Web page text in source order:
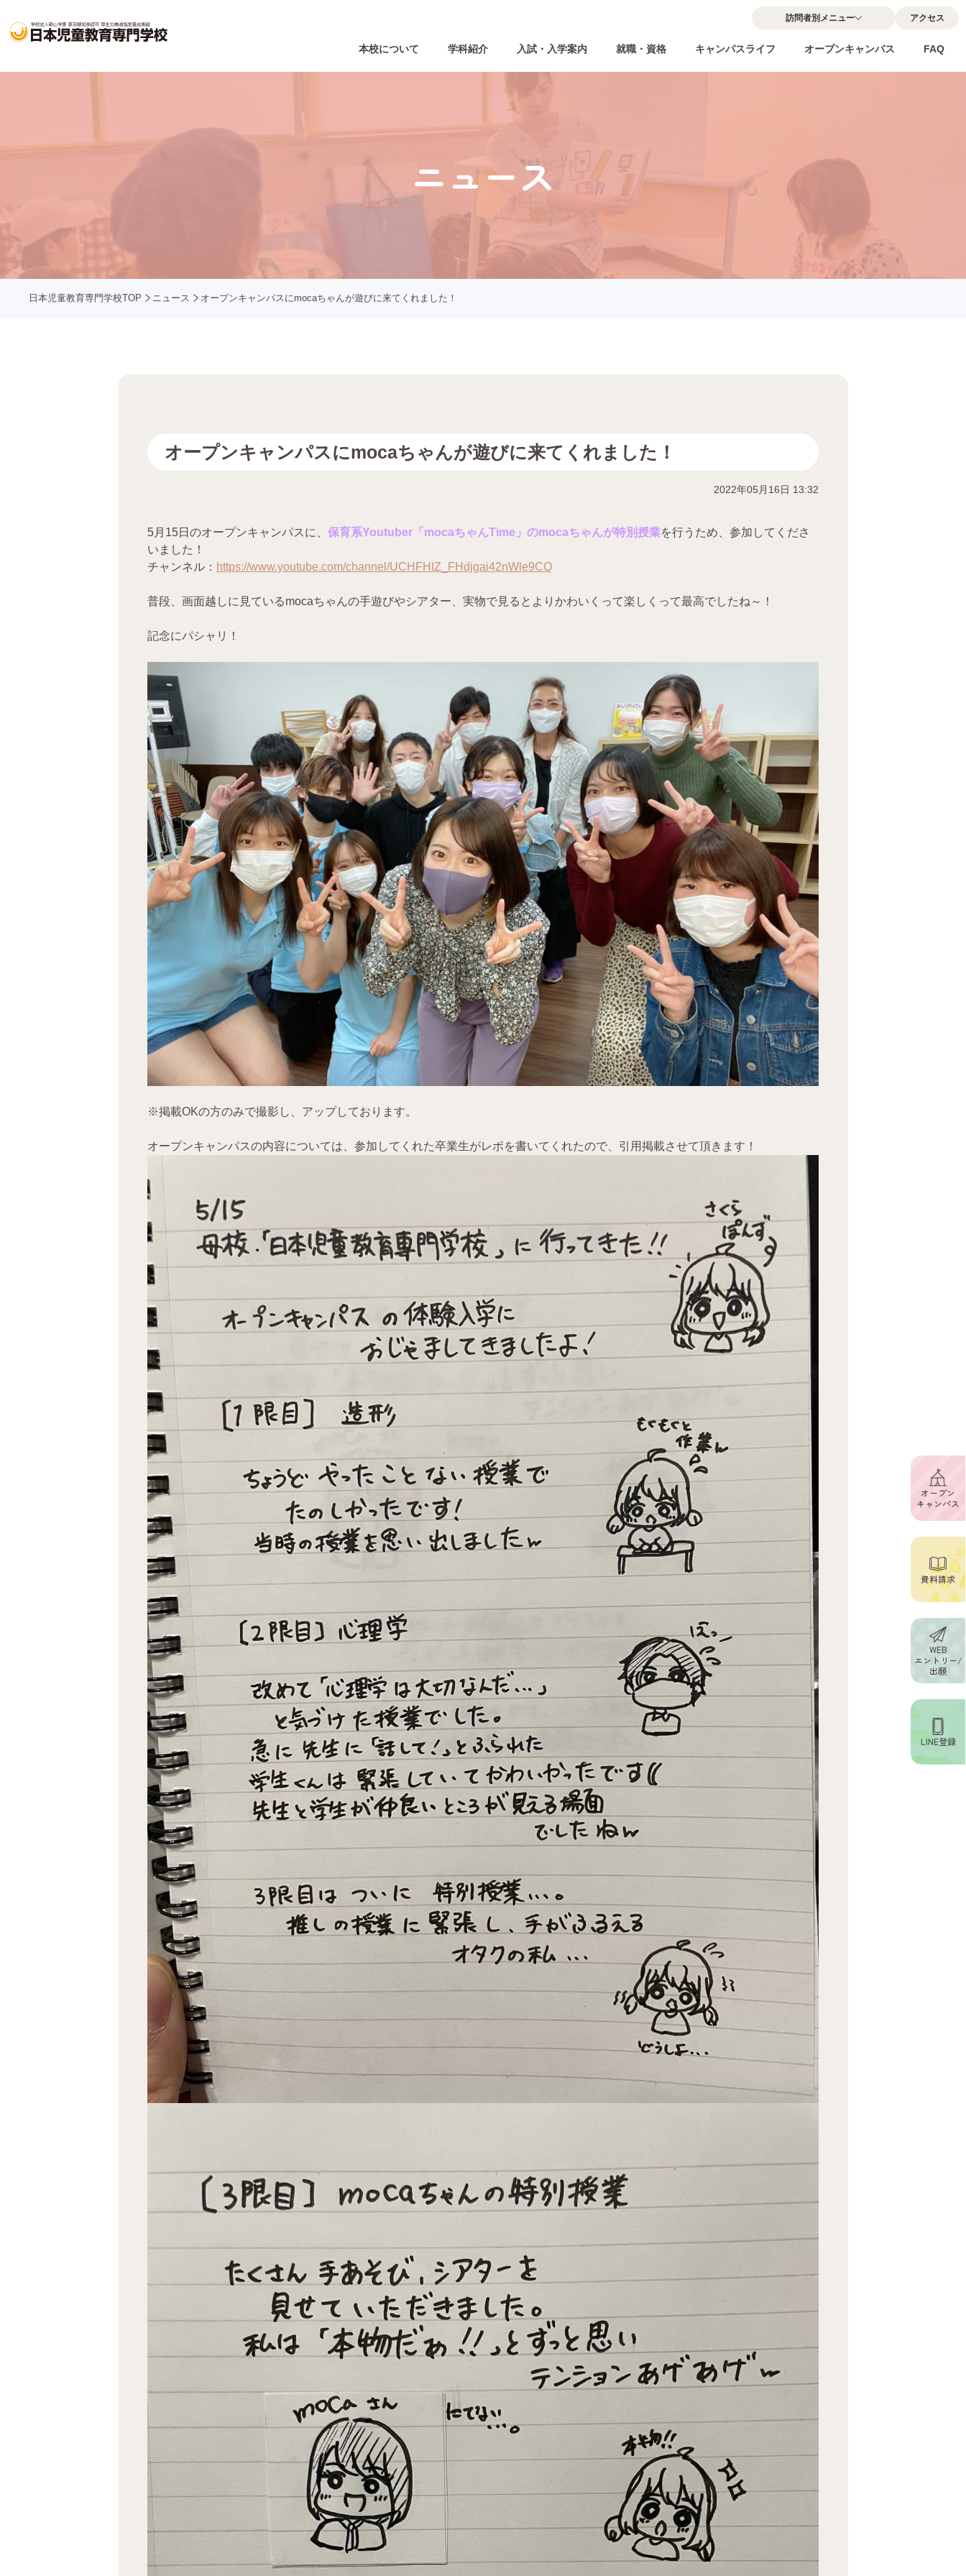
本校について 学科紹介 入試・入学案内 就職・資格 キャンパスライフ オープンキャンパス FAQ
訪問者別メニュー アクセス
ニュース
日本児童教育専門学校TOP ニュース オープンキャンパスにmocaちゃんが遊びに来てくれました！
オープンキャンパスにmocaちゃんが遊びに来てくれました！
2022年05月16日 13:32
5月15日のオープンキャンパスに、保育系Youtuber「mocaちゃんTime」のmocaちゃんが特別授業を行うため、参加してくださ
いました！
チャンネル： https://www.youtube.com/channel/UCHFHIZ_FHdjgai42nWle9CQ
普段、画面越しに見ているmocaちゃんの手遊びやシアター、実物で見るとよりかわいくって楽しくって最高でしたね～！
記念にパシャリ！
※掲載OKの方のみで撮影し、アップしております。
オープンキャンパスの内容については、参加してくれた卒業生がレポを書いてくれたので、引用掲載させて頂きます！
オープン
キャンパス
資料請求
WEB
エントリー/
出願
LINE登録